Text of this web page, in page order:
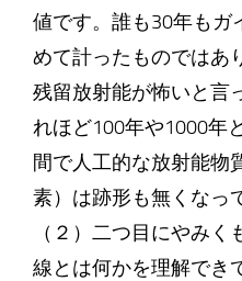
値です。誰も30年もガ
めて計ったものではあ
残留放射能が怖いと言
れほど100年や1000年
間で人工的な放射能物
素）は跡形も無くなっ
（２）二つ目にやみ
線とは何かを理解でき